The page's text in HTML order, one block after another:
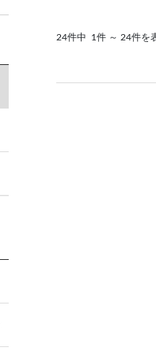
24件中 1件 ～ 24件を